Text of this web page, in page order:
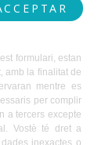
formulari, estan
amb la finalitat de
mentre es
per complir
a tercers excepte
Vostè té dret a